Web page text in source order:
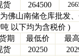
货 264500
为佛山南储仓库批发
以下均为含税价 )
期 最低价 最
货 20250